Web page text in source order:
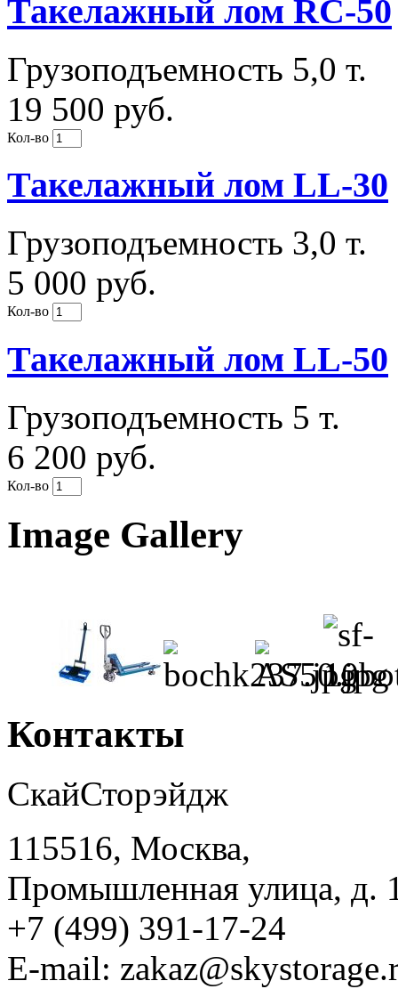
Такелажный лом RC-50
Грузоподъемность 5,0 т.
19 500 руб.
Кол-во
Такелажный лом LL-30
Грузоподъемность 3,0 т.
5 000 руб.
Кол-во
Такелажный лом LL-50
Грузоподъемность 5 т.
6 200 руб.
Кол-во
Image Gallery
Контакты
СкайСторэйдж
115516, Москва,
Промышленная улица, д.
+7 (499) 391-17-24
E-mail: